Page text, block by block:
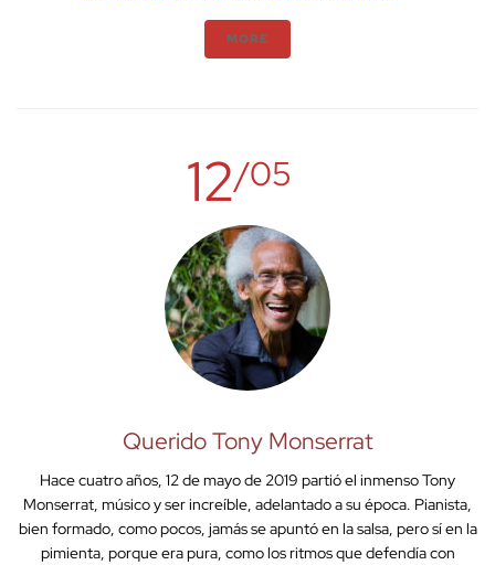
MORE
12/05
Querido Tony Monserrat
Hace cuatro años, 12 de mayo de 2019 partió el inmenso Tony
Monserrat, músico y ser increíble, adelantado a su época. Pianista,
bien formado, como pocos, jamás se apuntó en la salsa, pero sí en la
pimienta, porque era pura, como los ritmos que defendía con